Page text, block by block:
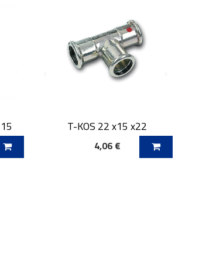
T-KOS 22 x15 x22
4,06 €
DODAJ V KOŠARICO